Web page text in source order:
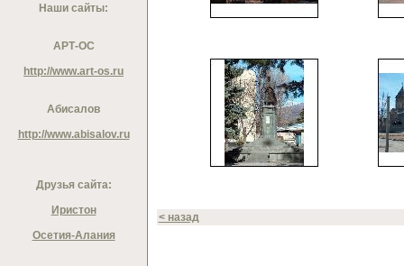
Наши сайты:
АРТ-ОС
http://www.art-os.ru
Абисалов
http://www.abisalov.ru
Друзья сайта:
Иристон
Осетия-Алания
< назад